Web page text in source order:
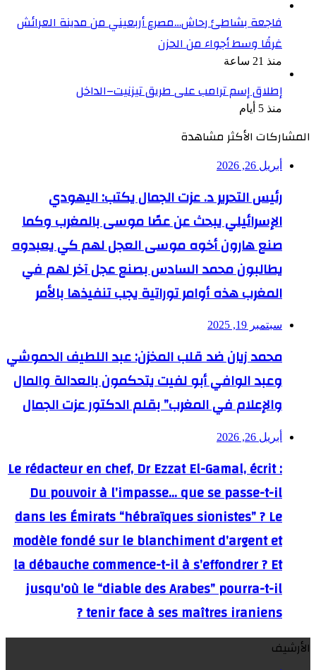
فاجعة بشاطئ رحاش…مصرع أربعيني من مدينة العرائش
غرقًا وسط أجواء من الحزن
منذ 21 ساعة
إطلاق إسم ترامب على طريق تيزنيت–الداخل
منذ 5 أيام
المشاركات الأكثر مشاهدة
أبريل 26, 2026
رئيس التحرير د. عزت الجمال يكتب: اليهودي
الإسرائيلي يبحث عن عصًا موسى بالمغرب وكما
صنع هارون أخوه موسى العجل لهم كي يعبدوه
يطالبون محمد السادس بصنع عجل آخر لهم في
المغرب هذه أوامر توراتية يجب تنفيذها بالأمر
سبتمبر 19, 2025
محمد زيان ضد قلب المخزن: عبد اللطيف الحموشي
وعبد الوافي أبو لفيت يتحكمون بالعدالة والمال
والإعلام في المغرب” بقلم الدكتور عزت الجمال
أبريل 26, 2026
Le rédacteur en chef, Dr Ezzat El-Gamal, écrit :
Du pouvoir à l’impasse… que se passe-t-il
dans les Émirats “hébraïques sionistes” ? Le
modèle fondé sur le blanchiment d’argent et
la débauche commence-t-il à s’effondrer ? Et
jusqu’où le “diable des Arabes” pourra-t-il
tenir face à ses maîtres iraniens ?
الأرشيف